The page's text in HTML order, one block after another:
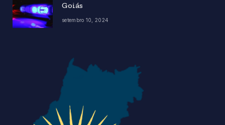
Goiás
setembro 10, 2024